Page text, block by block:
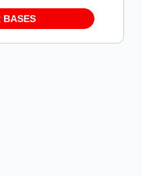
BASES